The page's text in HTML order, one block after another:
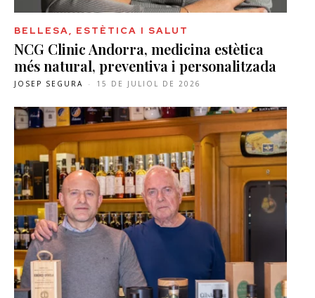
BELLESA, ESTÈTICA I SALUT
NCG Clinic Andorra, medicina estètica
més natural, preventiva i personalitzada
JOSEP SEGURA - 15 DE JULIOL DE 2026